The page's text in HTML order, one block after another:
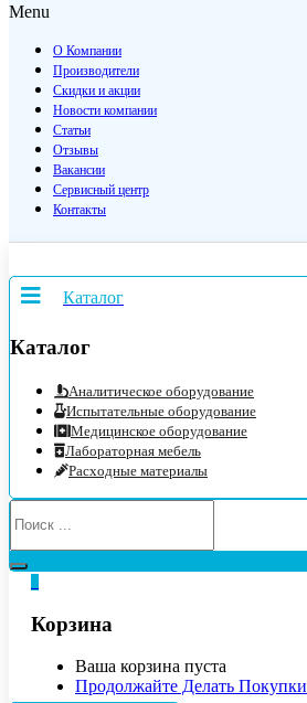
Menu
О Компании
Производители
Скидки и акции
Новости компании
Статьи
Отзывы
Вакансии
Сервисный центр
Контакты
Каталог
Каталог
Аналитическое оборудование
Испытательные оборудование
Медицинское оборудование
Лабораторная мебель
Расходные материалы
Корзина
Ваша корзина пуста
Продолжайте Делать Покупки